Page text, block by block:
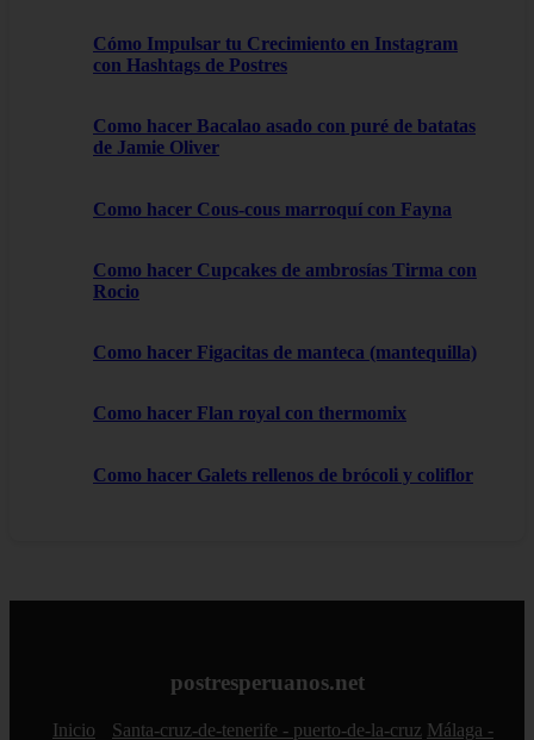
Cómo Impulsar tu Crecimiento en Instagram
con Hashtags de Postres
Como hacer Bacalao asado con puré de batatas
de Jamie Oliver
Como hacer Cous-cous marroquí con Fayna
Como hacer Cupcakes de ambrosías Tirma con
Rocio
Como hacer Figacitas de manteca (mantequilla)
Como hacer Flan royal con thermomix
Como hacer Galets rellenos de brócoli y coliflor
postresperuanos.net
Inicio Santa-cruz-de-tenerife - puerto-de-la-cruz Málaga -